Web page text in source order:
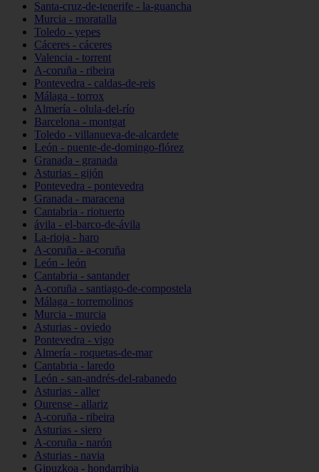
Santa-cruz-de-tenerife - la-guancha
Murcia - moratalla
Toledo - yepes
Cáceres - cáceres
Valencia - torrent
A-coruña - ribeira
Pontevedra - caldas-de-reis
Málaga - torrox
Almería - olula-del-río
Barcelona - montgat
Toledo - villanueva-de-alcardete
León - puente-de-domingo-flórez
Granada - granada
Asturias - gijón
Pontevedra - pontevedra
Granada - maracena
Cantabria - riotuerto
ávila - el-barco-de-ávila
La-rioja - haro
A-coruña - a-coruña
León - león
Cantabria - santander
A-coruña - santiago-de-compostela
Málaga - torremolinos
Murcia - murcia
Asturias - oviedo
Pontevedra - vigo
Almería - roquetas-de-mar
Cantabria - laredo
León - san-andrés-del-rabanedo
Asturias - aller
Ourense - allariz
A-coruña - ribeira
Asturias - siero
A-coruña - narón
Asturias - navia
Gipuzkoa - hondarribia